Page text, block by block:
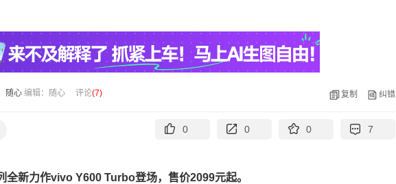
随心 编辑：随心 评论(7) 复制 纠错
0 0 0 7
全新力作vivo Y600 Turbo登场，售价2099元起。